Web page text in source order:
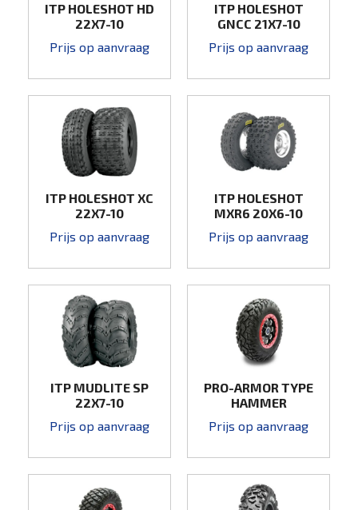
ITP HOLESHOT HD
22X7-10
Prijs op aanvraag
ITP HOLESHOT
GNCC 21X7-10
Prijs op aanvraag
ITP HOLESHOT XC
22X7-10
Prijs op aanvraag
ITP HOLESHOT
MXR6 20X6-10
Prijs op aanvraag
ITP MUDLITE SP
22X7-10
Prijs op aanvraag
PRO-ARMOR TYPE
HAMMER
Prijs op aanvraag